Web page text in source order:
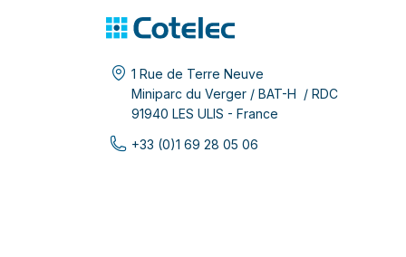
1 Rue de Terre Neuve
Miniparc du Verger / BAT-H / RDC
91940 LES ULIS - France
+33 (0)1 69 28 05 06